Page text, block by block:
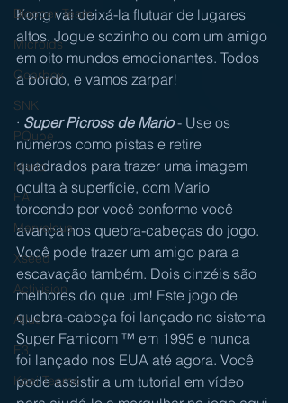
Bloober Team
Microids
Gearbox
SNK
PQube
Mario
EA
Marvelous
Xseed
Activision
Atlus
E3
Koei Tecmo
Kong vai deixá-la flutuar de lugares
altos. Jogue sozinho ou com um amigo
em oito mundos emocionantes. Todos
a bordo, e vamos zarpar!
· Super Picross de Mario - Use os
números como pistas e retire
quadrados para trazer uma imagem
oculta à superfície, com Mario
torcendo por você conforme você
avança nos quebra-cabeças do jogo.
Você pode trazer um amigo para a
escavação também. Dois cinzéis são
melhores do que um! Este jogo de
quebra-cabeça foi lançado no sistema
Super Famicom ™ em 1995 e nunca
foi lançado nos EUA até agora. Você
pode assistir a um tutorial em vídeo